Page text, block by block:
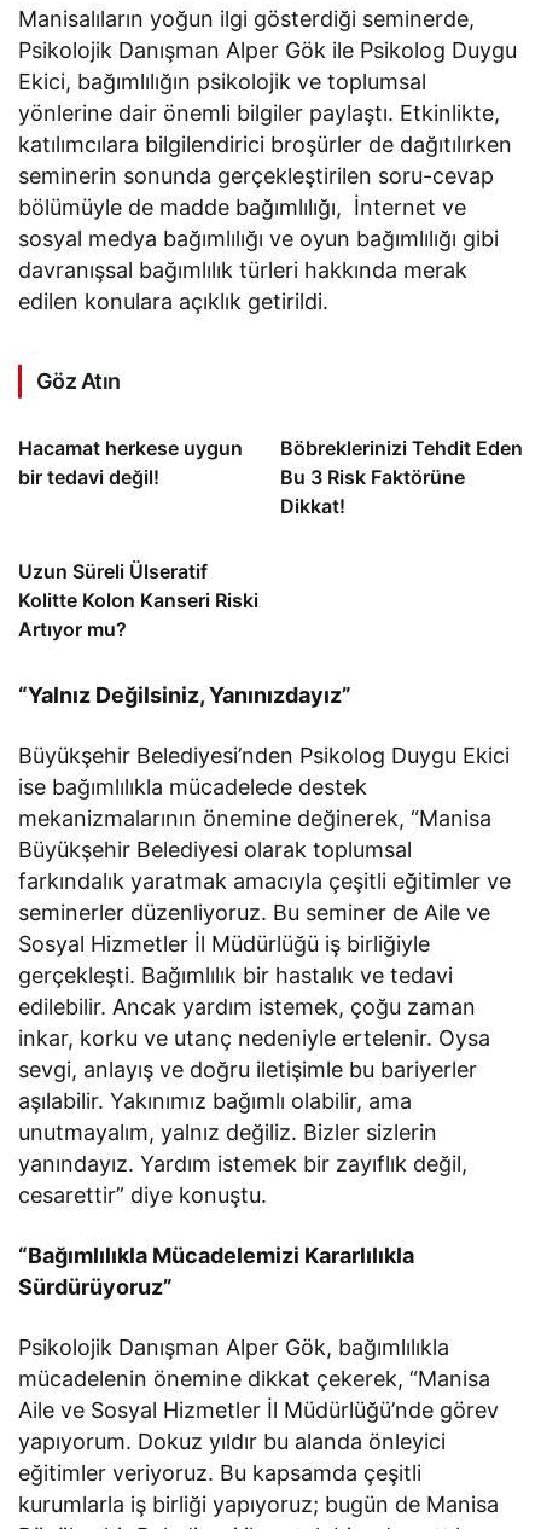
Manisalıların yoğun ilgi gösterdiği seminerde,
Psikolojik Danışman Alper Gök ile Psikolog Duygu
Ekici, bağımlılığın psikolojik ve toplumsal
yönlerine dair önemli bilgiler paylaştı. Etkinlikte,
katılımcılara bilgilendirici broşürler de dağıtılırken
seminerin sonunda gerçekleştirilen soru-cevap
bölümüyle de madde bağımlılığı, İnternet ve
sosyal medya bağımlılığı ve oyun bağımlılığı gibi
davranışsal bağımlılık türleri hakkında merak
edilen konulara açıklık getirildi.
Göz Atın
Hacamat herkese uygun
bir tedavi değil!
Böbreklerinizi Tehdit Eden
Bu 3 Risk Faktörüne
Dikkat!
Uzun Süreli Ülseratif
Kolitte Kolon Kanseri Riski
Artıyor mu?
“Yalnız Değilsiniz, Yanınızdayız”
Büyükşehir Belediyesi’nden Psikolog Duygu Ekici
ise bağımlılıkla mücadelede destek
mekanizmalarının önemine değinerek, “Manisa
Büyükşehir Belediyesi olarak toplumsal
farkındalık yaratmak amacıyla çeşitli eğitimler ve
seminerler düzenliyoruz. Bu seminer de Aile ve
Sosyal Hizmetler İl Müdürlüğü iş birliğiyle
gerçekleşti. Bağımlılık bir hastalık ve tedavi
edilebilir. Ancak yardım istemek, çoğu zaman
inkar, korku ve utanç nedeniyle ertelenir. Oysa
sevgi, anlayış ve doğru iletişimle bu bariyerler
aşılabilir. Yakınımız bağımlı olabilir, ama
unutmayalım, yalnız değiliz. Bizler sizlerin
yanındayız. Yardım istemek bir zayıflık değil,
cesarettir” diye konuştu.
“Bağımlılıkla Mücadelemizi Kararlılıkla
Sürdürüyoruz”
Psikolojik Danışman Alper Gök, bağımlılıkla
mücadelenin önemine dikkat çekerek, “Manisa
Aile ve Sosyal Hizmetler İl Müdürlüğü’nde görev
yapıyorum. Dokuz yıldır bu alanda önleyici
eğitimler veriyoruz. Bu kapsamda çeşitli
kurumlarla iş birliği yapıyoruz; bugün de Manisa